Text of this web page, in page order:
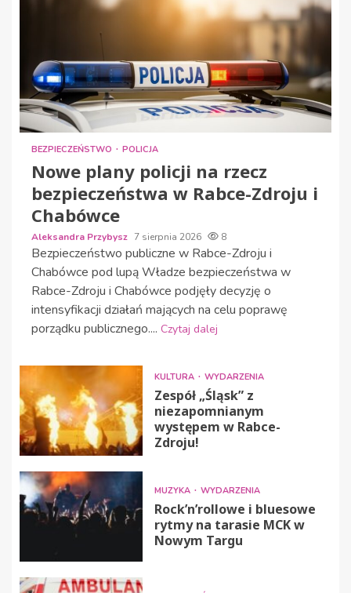
BEZPIECZEŃSTWO POLICJA
Nowe plany policji na rzecz
bezpieczeństwa w Rabce-Zdroju i
Chabówce
Aleksandra Przybysz 7 sierpnia 2026 8
Bezpieczeństwo publiczne w Rabce-Zdroju i
Chabówce pod lupą Władze bezpieczeństwa w
Rabce-Zdroju i Chabówce podjęły decyzję o
intensyfikacji działań mających na celu poprawę
porządku publicznego.... Czytaj dalej
KULTURA WYDARZENIA
Zespół „Śląsk” z
niezapomnianym
występem w Rabce-
Zdroju!
MUZYKA WYDARZENIA
Rock’n’rollowe i bluesowe
rytmy na tarasie MCK w
Nowym Targu